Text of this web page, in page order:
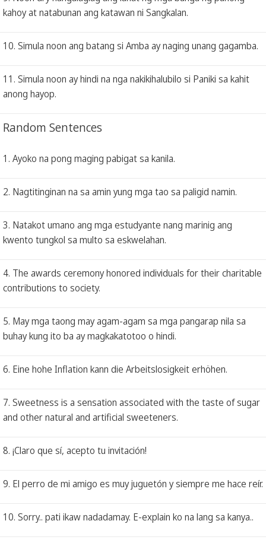
kahoy at natabunan ang katawan ni Sangkalan.
10. Simula noon ang batang si Amba ay naging unang gagamba.
11. Simula noon ay hindi na nga nakikihalubilo si Paniki sa kahit
anong hayop.
Random Sentences
1. Ayoko na pong maging pabigat sa kanila.
2. Nagtitinginan na sa amin yung mga tao sa paligid namin.
3. Natakot umano ang mga estudyante nang marinig ang
kwento tungkol sa multo sa eskwelahan.
4. The awards ceremony honored individuals for their charitable
contributions to society.
5. May mga taong may agam-agam sa mga pangarap nila sa
buhay kung ito ba ay magkakatotoo o hindi.
6. Eine hohe Inflation kann die Arbeitslosigkeit erhöhen.
7. Sweetness is a sensation associated with the taste of sugar
and other natural and artificial sweeteners.
8. ¡Claro que sí, acepto tu invitación!
9. El perro de mi amigo es muy juguetón y siempre me hace reír.
10. Sorry.. pati ikaw nadadamay. E-explain ko na lang sa kanya..